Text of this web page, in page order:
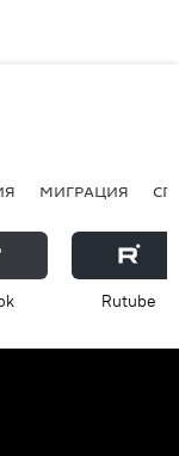
МИГРАЦИЯ
Rutube